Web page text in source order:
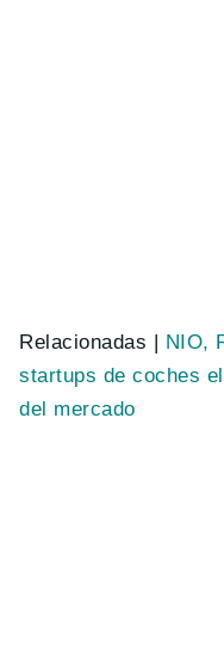
Relacionadas |
NIO,
startups de coches
del mercado